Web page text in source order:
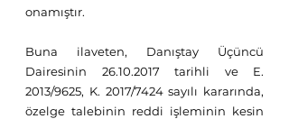
onamıştır.
Buna ilaveten, Danıştay Üçüncü
Dairesinin 26.10.2017 tarihli ve E.
2013/9625, K. 2017/7424 sayılı kararında,
özelge talebinin reddi işleminin kesin